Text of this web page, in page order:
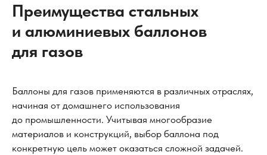
Преимущества стальных
и алюминиевых баллонов
для газов
Баллоны для газов применяются в различных отраслях,
начиная от домашнего использования
до промышленности. Учитывая многообразие
материалов и конструкций, выбор баллона под
конкретную цель может оказаться сложной задачей.